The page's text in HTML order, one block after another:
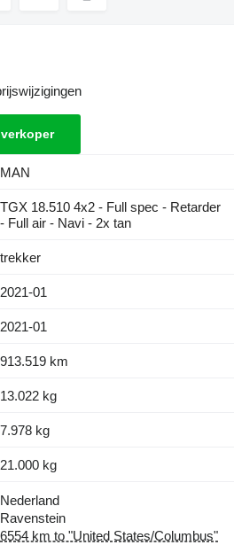
MAN
TGX 18.510 4x2 - Full spec - Retarder
- Full air - Navi - 2x tan
trekker
2021-01
2021-01
913.519 km
13.022 kg
7.978 kg
21.000 kg
Nederland
Ravenstein
6554 km to "United States/Columbus"